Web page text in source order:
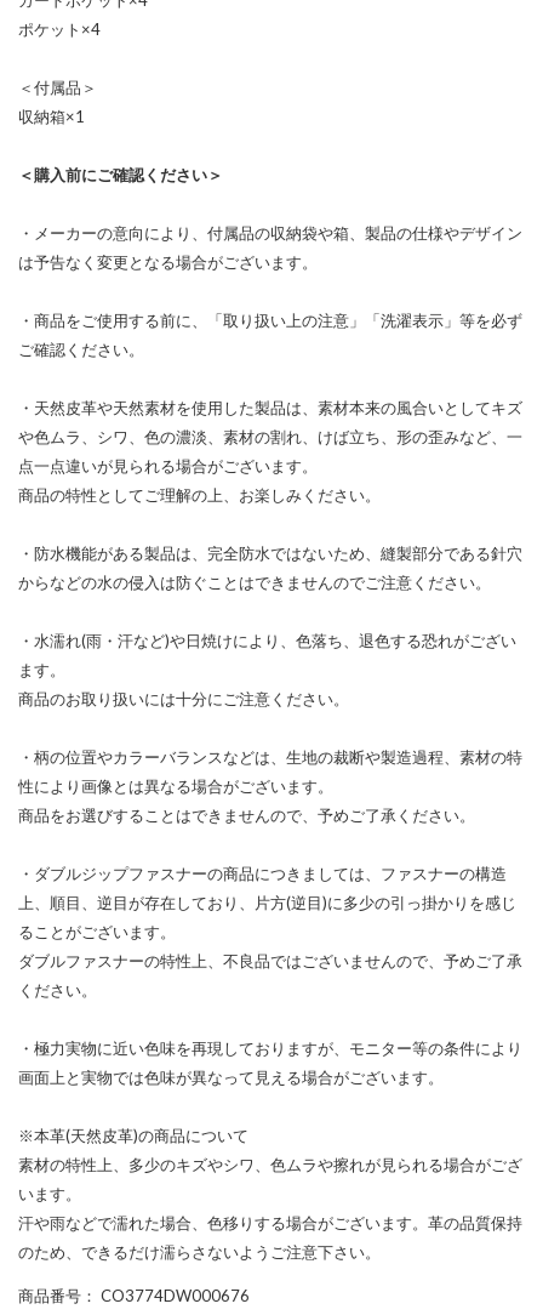
ポケット×4
＜付属品＞
収納箱×1
＜購入前にご確認ください＞
・メーカーの意向により、付属品の収納袋や箱、製品の仕様やデザイン
は予告なく変更となる場合がございます。
・商品をご使用する前に、「取り扱い上の注意」「洗濯表示」等を必ず
ご確認ください。
・天然皮革や天然素材を使用した製品は、素材本来の風合いとしてキズ
や色ムラ、シワ、色の濃淡、素材の割れ、けば立ち、形の歪みなど、一
点一点違いが見られる場合がございます。
商品の特性としてご理解の上、お楽しみください。
・防水機能がある製品は、完全防水ではないため、縫製部分である針穴
からなどの水の侵入は防ぐことはできませんのでご注意ください。
・水濡れ(雨・汗など)や日焼けにより、色落ち、退色する恐れがござい
ます。
商品のお取り扱いには十分にご注意ください。
・柄の位置やカラーバランスなどは、生地の裁断や製造過程、素材の特
性により画像とは異なる場合がございます。
商品をお選びすることはできませんので、予めご了承ください。
・ダブルジップファスナーの商品につきましては、ファスナーの構造
上、順目、逆目が存在しており、片方(逆目)に多少の引っ掛かりを感じ
ることがございます。
ダブルファスナーの特性上、不良品ではございませんので、予めご了承
ください。
・極力実物に近い色味を再現しておりますが、モニター等の条件により
画面上と実物では色味が異なって見える場合がございます。
※本革(天然皮革)の商品について
素材の特性上、多少のキズやシワ、色ムラや擦れが見られる場合がござ
います。
汗や雨などで濡れた場合、色移りする場合がございます。革の品質保持
のため、できるだけ濡らさないようご注意下さい。
商品番号 ： CO3774DW000676